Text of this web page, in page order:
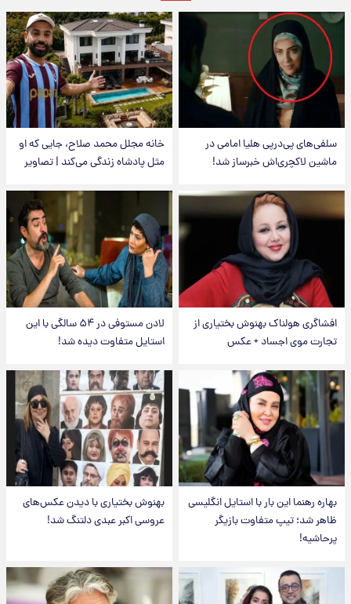
سلفی‌های پی‌درپی هلیا امامی در
ماشین لاکچری‌اش خبرساز شد!
خانه مجلل محمد صلاح، جایی که او
مثل پادشاه زندگی می‌کند | تصاویر
افشاگری هولناک بهنوش بختیاری از
تجارت موی اجساد + عکس
لادن مستوفی در ۵۴ سالگی با این
استایل متفاوت دیده شد!
بهاره رهنما این بار با استایل انگلیسی
ظاهر شد؛ تیپ متفاوت بازیگر
پرحاشیه!
بهنوش بختیاری با دیدن عکس‌های
عروسی اکبر عبدی دلتنگ شد!